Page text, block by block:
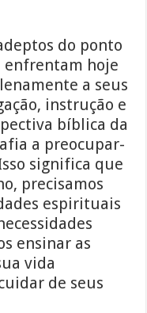
do ponto
enfrentam hoje
a seus
instrução e
bíblica da
a preocupar-
significa que
precisamos
espirituais
ensinar as
vida
de seus